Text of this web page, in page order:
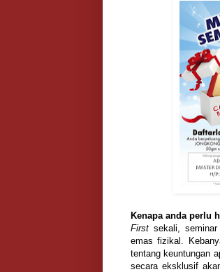
Kenapa anda perlu
First sekali,
emas fizikal.
tentang keuntungan
secara eksklusif